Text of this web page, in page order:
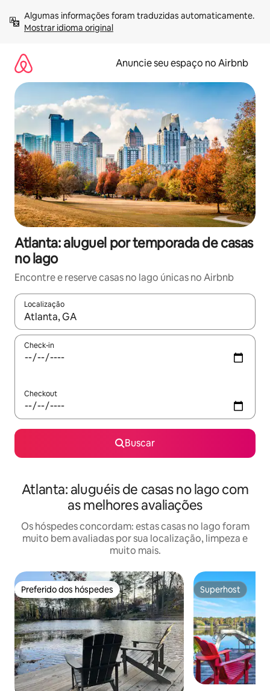
para
Mostrar idioma original
Anuncie seu espaço no Airbnb
Atlanta: aluguel por temporada de casas
no lago
Encontre e reserve casas no lago únicas no Airbnb
Localização
Quando os resultados estiverem disponíveis, explore-os
Check-in
Checkout
Buscar
Atlanta: aluguéis de casas no lago com
as melhores avaliações
Os hóspedes concordam: estas casas no lago foram
muito bem avaliadas por sua localização, limpeza e
muito mais.
Preferido dos hóspedes
Preferido dos hóspedes Superhost
Superhost